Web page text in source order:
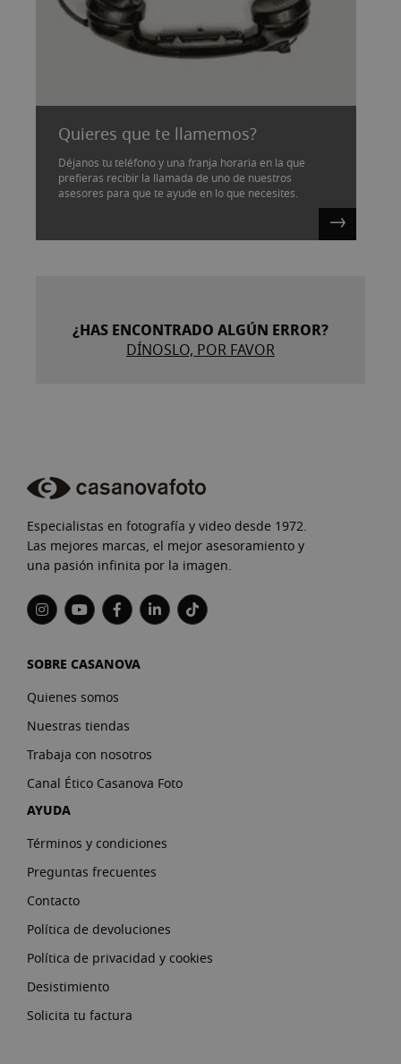
Quieres que te llamemos?
Déjanos tu teléfono y una franja horaria en la que
prefieras recibir la llamada de uno de nuestros
asesores para que te ayude en lo que necesites.
¿HAS ENCONTRADO ALGÚN ERROR?
DÍNOSLO, POR FAVOR
Especialistas en fotografía y video desde 1972.
Las mejores marcas, el mejor asesoramiento y
una pasión infinita por la imagen.
SOBRE CASANOVA
Quienes somos
Nuestras tiendas
Trabaja con nosotros
Canal Ético Casanova Foto
AYUDA
Términos y condiciones
Preguntas frecuentes
Contacto
Política de devoluciones
Política de privacidad y cookies
Desistimiento
Solicita tu factura